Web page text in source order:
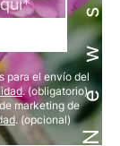
para el envío del
. (obligatorio)
marketing de
. (opcional)